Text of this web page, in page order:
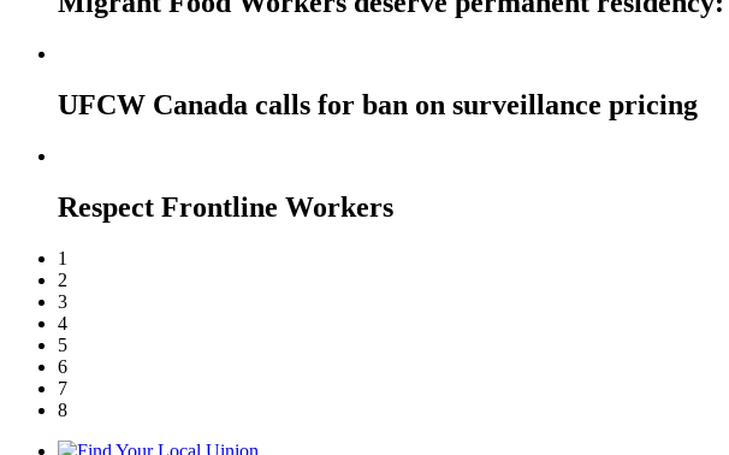
UFCW Canada calls for ban on surveillance pricing
Respect Frontline Workers
1
2
3
4
5
6
7
8